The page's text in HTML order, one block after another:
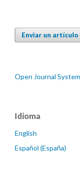
Enviar un artículo
Open Journal
Idioma
English
Español (España)